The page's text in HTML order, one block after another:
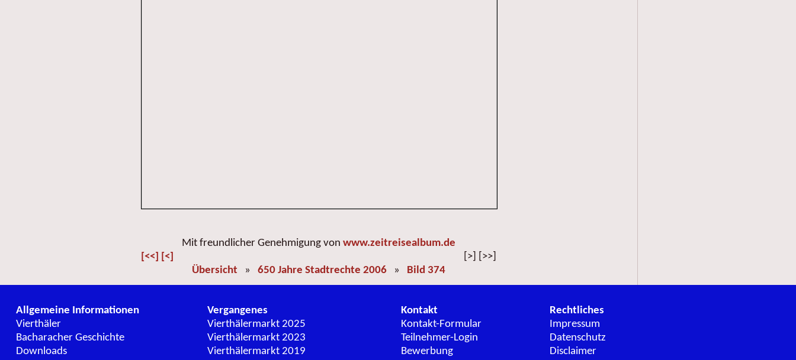
Mit freundlicher Genehmigung von www.zeitreisealbum.de
[<<] [<]
[>] [>>]
Übersicht » 650 Jahre Stadtrechte 2006 » Bild 374
Allgemeine Informationen
Vierthäler
Bacharacher Geschichte
Downloads
Vergangenes
Vierthälermarkt 2025
Vierthälermarkt 2023
Vierthälermarkt 2019
Kontakt
Kontakt-Formular
Teilnehmer-Login
Bewerbung
Rechtliches
Impressum
Datenschutz
Disclaimer